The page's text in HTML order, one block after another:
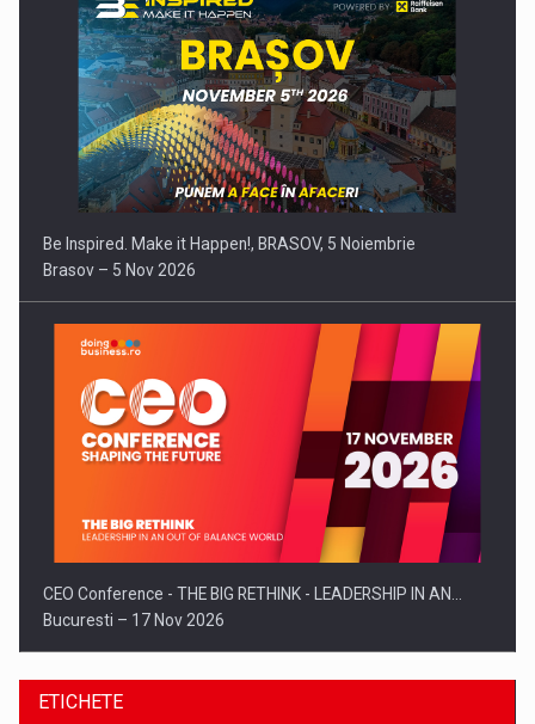
Be Inspired. Make it Happen!, BRASOV, 5 Noiembrie
Brasov – 5 Nov 2026
CEO Conference - THE BIG RETHINK - LEADERSHIP IN AN…
Bucuresti – 17 Nov 2026
ETICHETE